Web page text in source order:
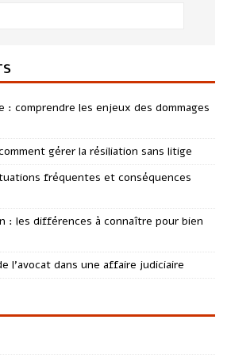
: comprendre les enjeux des dommages
gérer la résiliation sans litige
fréquentes et conséquences
: les différences à connaître pour bien
l’avocat dans une affaire judiciaire